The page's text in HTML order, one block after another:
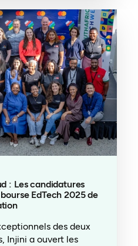
: Les candidatures
EdTech 2025 de
des deux
Injini a ouvert les